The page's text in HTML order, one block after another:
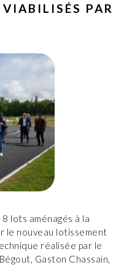
PAR
8 lots aménagés à la
le nouveau lotissement
réalisée par le
Gaston Chassain,